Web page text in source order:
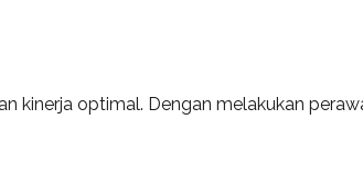
kinerja optimal. Dengan melakukan